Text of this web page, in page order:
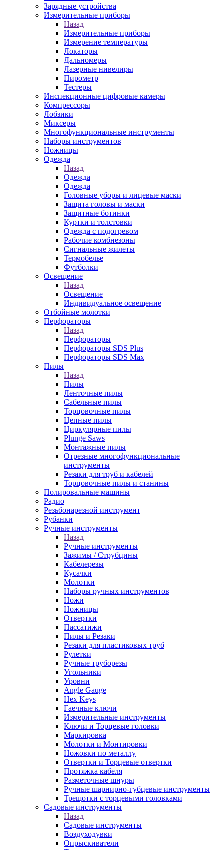
Зарядные устройства
Измерительные приборы
Назад
Измерительные приборы
Измерение температуры
Локаторы
Дальномеры
Лазерные нивелиры
Пирометр
Тестеры
Инспекционные цифровые камеры
Компрессоры
Лобзики
Миксеры
Многофункциональные инструменты
Наборы инструментов
Ножницы
Одежда
Назад
Одежда
Одежда
Головные уборы и лицевые маски
Защита головы и маски
Защитные ботинки
Куртки и толстовки
Одежда с подогревом
Рабочие комбнезоны
Сигнальные жилеты
Термобелье
Футболки
Освещение
Назад
Освещение
Индивидуальное освещение
Отбойные молотки
Перфораторы
Назад
Перфораторы
Перфораторы SDS Plus
Перфораторы SDS Max
Пилы
Назад
Пилы
Ленточные пилы
Сабельные пилы
Торцовочные пилы
Цепные пилы
Циркулярные пилы
Plunge Saws
Монтажные пилы
Отрезные многофункциональные
инструменты
Резаки для труб и кабелей
Торцовочные пилы и станины
Полировальные машины
Радио
Резьбонарезной инструмент
Рубанки
Ручные инструменты
Назад
Ручные инструменты
Зажимы / Струбцины
Кабелерезы
Кусачки
Молотки
Наборы ручных инструментов
Ножи
Ножницы
Отвертки
Пассатижи
Пилы и Резаки
Резаки для пластиковых труб
Рулетки
Ручные труборезы
Угольники
Уровни
Angle Gauge
Hex Keys
Гаечные ключи
Измерительные инструменты
Ключи и Торцевые головки
Маркировка
Молотки и Монтировки
Ножовки по металлу
Отвертки и Торцевые отвертки
Протяжка кабеля
Разметочные шнуры
Ручные шарнирно-губцевые инструменты
Трещотки с торцевыми головками
Садовые инструменты
Назад
Садовые инструменты
Воздуходувки
Опрыскиватели